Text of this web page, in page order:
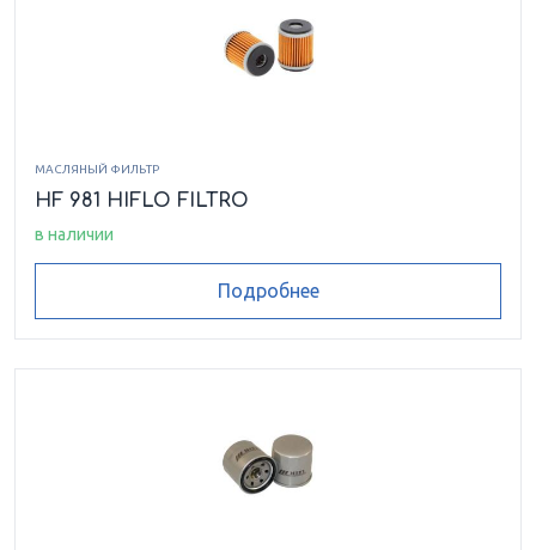
МАСЛЯНЫЙ ФИЛЬТР
HF 981 HIFLO FILTRO
в наличии
Подробнее